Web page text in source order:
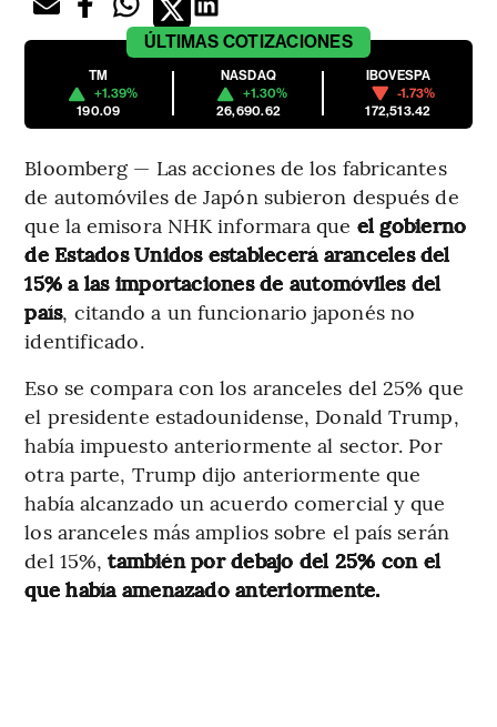
ÚLTIMAS COTIZACIONES
TM
+1.39%
190.09
NASDAQ
+1.30%
26,690.62
IBOVESPA
-1.73%
172,513.42
Bloomberg — Las acciones de los fabricantes
de automóviles de Japón subieron después de
que la emisora NHK informara que el gobierno
de Estados Unidos establecerá aranceles del
15% a las importaciones de automóviles del
país, citando a un funcionario japonés no
identificado.
Eso se compara con los aranceles del 25% que
el presidente estadounidense, Donald Trump,
había impuesto anteriormente al sector. Por
otra parte, Trump dijo anteriormente que
había alcanzado un acuerdo comercial y que
los aranceles más amplios sobre el país serán
del 15%,también por debajo del 25% con el
que había amenazado anteriormente.